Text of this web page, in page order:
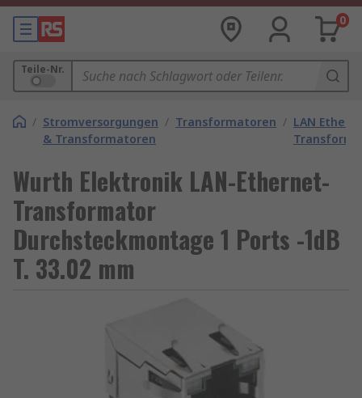
0
Teile-Nr.
/ Stromversorgungen
& Transformatoren
/ Transformatoren / LAN
Wurth Elektronik LAN-Ethernet-
Transformator
Durchsteckmontage 1 Ports -1dB
T. 33.02 mm